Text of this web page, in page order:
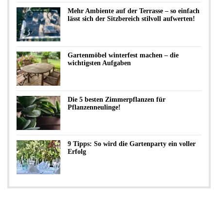
Mehr Ambiente auf der Terrasse – so einfach
lässt sich der Sitzbereich stilvoll aufwerten!
Gartenmöbel winterfest machen – die
wichtigsten Aufgaben
Die 5 besten Zimmerpflanzen für
Pflanzenneulinge!
9 Tipps: So wird die Gartenparty ein voller
Erfolg